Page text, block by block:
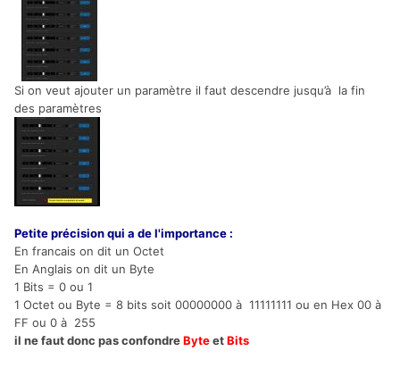
Si on veut ajouter un paramètre il faut descendre jusqu’à la fin
des paramètres
Petite précision qui a de l'importance :
En francais on dit un Octet
En Anglais on dit un Byte
1 Bits = 0 ou 1
1 Octet ou Byte = 8 bits soit 00000000 à 11111111 ou en Hex 00 à
FF ou 0 à 255
il ne faut donc pas confondreByteetBits